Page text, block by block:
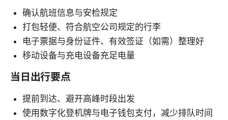
确认航班信息与安检规定
打包轻便、符合航空公司规定的行李
电子票据与身份证件、有效签证（如需）整理好
移动设备与充电设备充足电量
当日出行要点
提前到达、避开高峰时段出发
使用数字化登机牌与电子钱包支付，减少排队时间